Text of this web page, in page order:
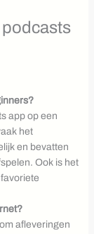
app op een
het
en bevatten
Ook is het
afleveringen